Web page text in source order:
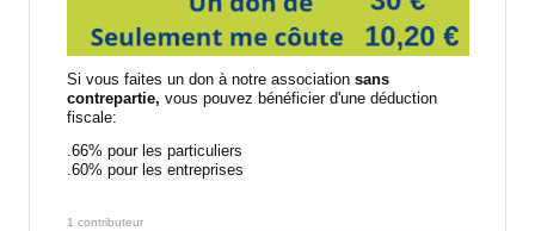
Si vous faites un don à notre associationsans
contrepartie, vous pouvez bénéficier d'une déduction
fiscale:
.66% pour les particuliers
.60% pour les entreprises
1 contributeur